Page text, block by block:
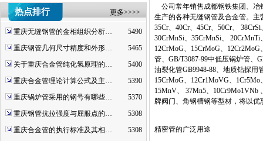
热点排行 更多>>>>
重庆无缝钢管的金相组织分析…
5490
重庆钢管几何尺寸精度和外形…
5465
关于重庆合金管纯化氢原理的…
5400
重庆合金管理论计算公式及主…
5390
重庆锅炉管采用的钢号有哪些…
5370
重庆钢管抗拉强度与屈服点的…
5308
重庆合金管的执行标准及其相…
5308
公司常年销售成都钢铁集团、冶
生产的各种无缝钢管及合金管。主
35Cr、40Cr、45Cr、50Cr、
30CrMnSi、35CrMnSi、
12CrMoG、15CrMoG、
管、GB/T3087-99中低压锅炉管、
油裂化管GB9948-88、地质钻探用
15CrMoG、12Cr1MoVG、
15MnV、 37Mn5、10Cr9Mo1VNb
牌阀门、角钢槽钢等型材，将以
精密管的广泛用途